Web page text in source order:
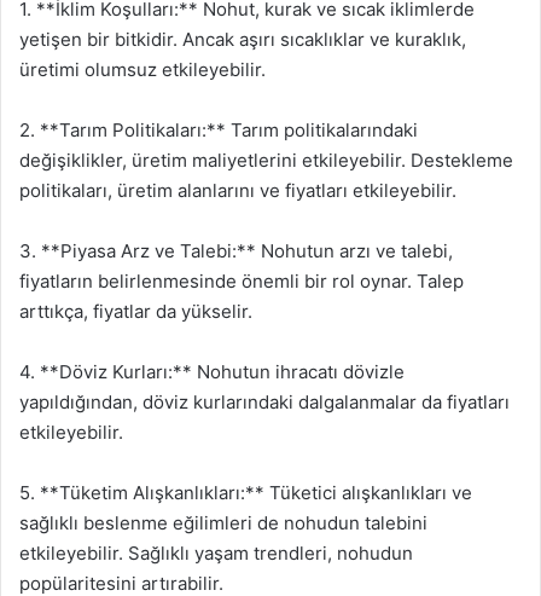
1. **İklim Koşulları:** Nohut, kurak ve sıcak iklimlerde
yetişen bir bitkidir. Ancak aşırı sıcaklıklar ve kuraklık,
üretimi olumsuz etkileyebilir.
2. **Tarım Politikaları:** Tarım politikalarındaki
değişiklikler, üretim maliyetlerini etkileyebilir. Destekleme
politikaları, üretim alanlarını ve fiyatları etkileyebilir.
3. **Piyasa Arz ve Talebi:** Nohutun arzı ve talebi,
fiyatların belirlenmesinde önemli bir rol oynar. Talep
arttıkça, fiyatlar da yükselir.
4. **Döviz Kurları:** Nohutun ihracatı dövizle
yapıldığından, döviz kurlarındaki dalgalanmalar da fiyatları
etkileyebilir.
5. **Tüketim Alışkanlıkları:** Tüketici alışkanlıkları ve
sağlıklı beslenme eğilimleri de nohudun talebini
etkileyebilir. Sağlıklı yaşam trendleri, nohudun
popülaritesini artırabilir.